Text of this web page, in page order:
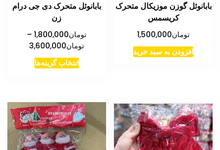
صفحه
انتخاب
شوند
بابانوئل گوزن موزیکال متحرک
کریسمس
تومان1,500,000
افزودن به سبد خرید
بابانوئل متحرک دی جی درام
زن
تومان1,800,000
–
تومان3,600,000محدوده
انتخاب گزینه‌هااین
انواع
مختلفی
می
باشد.